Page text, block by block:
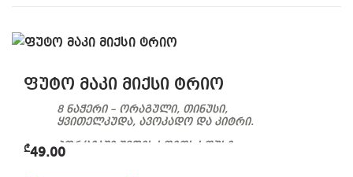
ფუტო მაკი მიქსი ტრიო
8 ნაჭერი – ორაგული, თინუსი,
ყვითელკუდა, ავოკადო და კიტრი.
პორციაში შედის სოიოს სოუსი,
ჯანჯაფილი და ვასაბი.
₾49.00